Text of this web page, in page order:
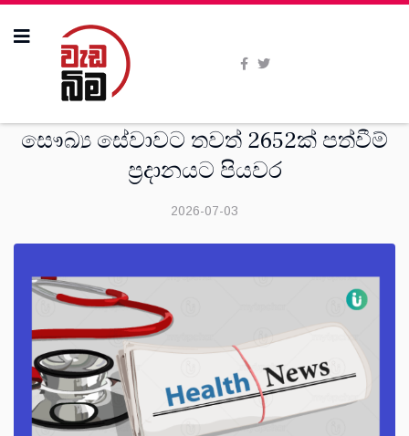
සෞඛ්‍ය සේවාවට තවත් 2652ක් පත්වීම්
ප්‍රදානයට පියවර
2026-07-03